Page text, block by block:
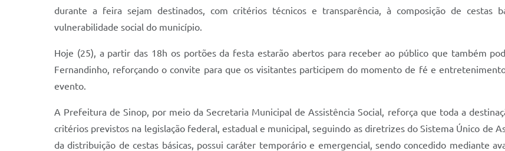
durante a feira sejam destinados, com critérios técnicos e transparência, à composição de cestas
vulnerabilidade social do município.
Hoje (25), a partir das 18h os portões da festa estarão abertos para receber ao público que também
Fernandinho, reforçando o convite para que os visitantes participem do momento de fé e
evento.
A Prefeitura de Sinop, por meio da Secretaria Municipal de Assistência Social, reforça que toda a
critérios previstos na legislação federal, estadual e municipal, seguindo as diretrizes do Sistema Único de
da distribuição de cestas básicas, possui caráter temporário e emergencial, sendo concedido mediante